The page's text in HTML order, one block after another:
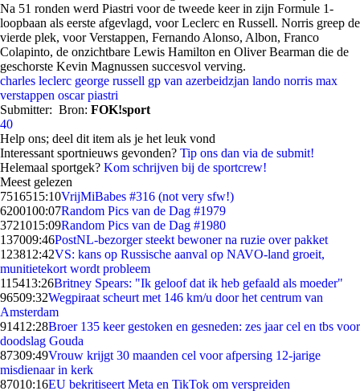
Na 51 ronden werd Piastri voor de tweede keer in zijn Formule 1-
loopbaan als eerste afgevlagd, voor Leclerc en Russell. Norris greep de
vierde plek, voor Verstappen, Fernando Alonso, Albon, Franco
Colapinto, de onzichtbare Lewis Hamilton en Oliver Bearman die de
geschorste Kevin Magnussen succesvol verving.
charles leclerc george russell gp van azerbeidzjan lando norris max
verstappen oscar piastri
Submitter: Bron: FOK!sport
40
Help ons; deel dit item als je het leuk vond
Interessant sportnieuws gevonden? Tip ons dan via de submit!
Helemaal sportgek? Kom schrijven bij de sportcrew!
Meest gelezen
7516515:10VrijMiBabes #316 (not very sfw!)
6200100:07Random Pics van de Dag #1979
3721015:09Random Pics van de Dag #1980
137009:46PostNL-bezorger steekt bewoner na ruzie over pakket
123812:42VS: kans op Russische aanval op NAVO-land groeit,
munitietekort wordt probleem
115413:26Britney Spears: "Ik geloof dat ik heb gefaald als moeder"
96509:32Wegpiraat scheurt met 146 km/u door het centrum van
Amsterdam
91412:28Broer 135 keer gestoken en gesneden: zes jaar cel en tbs voor
doodslag Gouda
87309:49Vrouw krijgt 30 maanden cel voor afpersing 12-jarige
misdienaar in kerk
87010:16EU bekritiseert Meta en TikTok om verspreiden